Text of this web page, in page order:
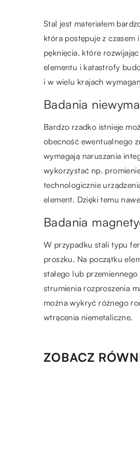
Stal jest materiałem
która postępuje z czasem
pęknięcia, które
elementu i katastrofy
i w wielu krajach
Badania
Bardzo rzadko istnieje
obecność ewentualnego
wymagają naruszania
wykorzystać np.
technologicznie
element. Dzięki temu
Badania
W przypadku stali typu
proszku. Na początku
stałego lub
strumienia rozproszenia
można wykryć różnego
wtrącenia niemetaliczne.
ZOBACZ